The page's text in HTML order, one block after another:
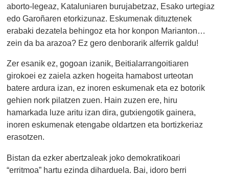
aborto-legeaz, Kataluniaren burujabetzaz, Esako urtegiaz
edo Garoñaren etorkizunaz. Eskumenak dituztenek
erabaki dezatela behingoz eta hor konpon Marianton…
zein da ba arazoa? Ez gero denborarik alferrik galdu!
Zer esanik ez, gogoan izanik, Beitialarrangoitiaren
girokoei ez zaiela azken hogeita hamabost urteotan
batere ardura izan, ez inoren eskumenak eta ez botorik
gehien nork pilatzen zuen. Hain zuzen ere, hiru
hamarkada luze aritu izan dira, gutxiengotik gainera,
inoren eskumenak etengabe oldartzen eta bortizkeriaz
erasotzen.
Bistan da ezker abertzaleak joko demokratikoari
“erritmoa” hartu ezinda diharduela. Bai, idoro berri